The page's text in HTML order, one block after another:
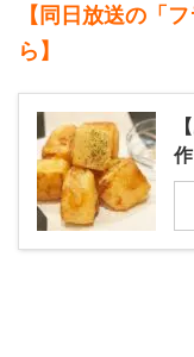
【同日放送の「
ら】